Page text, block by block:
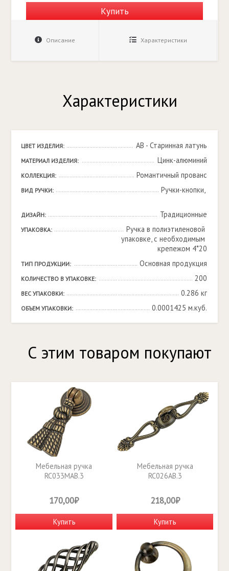
Купить
Описание Характеристики
Характеристики
ЦВЕТ ИЗДЕЛИЯ: AB - Старинная латунь
МАТЕРИАЛ ИЗДЕЛИЯ: Цинк-алюминий
КОЛЛЕКЦИЯ: Романтичный прованс
ВИД РУЧКИ: Ручки-кнопки,
ДИЗАЙН: Традиционные
УПАКОВКА:
Ручка в полиэтиленовой
упаковке, с необходимым
крепежом 4*20
ТИП ПРОДУКЦИИ: Основная продукция
КОЛИЧЕСТВО В УПАКОВКЕ: 200
ВЕС УПАКОВКИ: 0.286 кг
ОБЪЕМ УПАКОВКИ: 0.0001425 м.куб.
С этим товаром покупают
Мебельная ручка
RC033MAB.3
170,00₽
Купить
Мебельная ручка
RC026AB.3
218,00₽
Купить